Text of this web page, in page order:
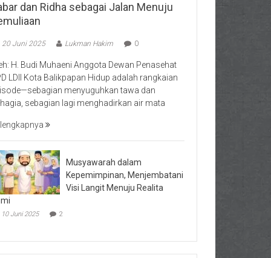
dan Ridha sebagai Jalan Menuju
20 Juni 2025 Lukman Hakim 0
H. Budi Muhaeni Anggota Dewan Penasehat
LDII Kota Balikpapan Hidup adalah rangkaian
menyuguhkan tawa dan
sebagian lagi menghadirkan air mata
Musyawarah dalam
Kepemimpinan, Menjembatani
Visi Langit Menuju Realita
10 Juni 2025 2